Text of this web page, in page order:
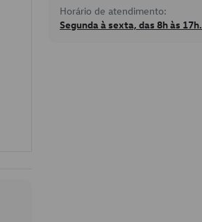
Horário de atendimento:
Segunda à sexta, das 8h às 17h.